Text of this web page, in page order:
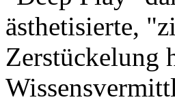
ästhetisierte,
Zerstückelung